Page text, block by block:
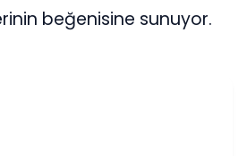
beğenisine sunuyor.